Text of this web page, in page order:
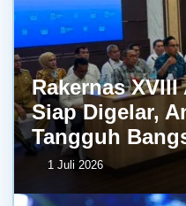
Rakernas
Siap Digelar,
Tangguh
1 Juli 2026